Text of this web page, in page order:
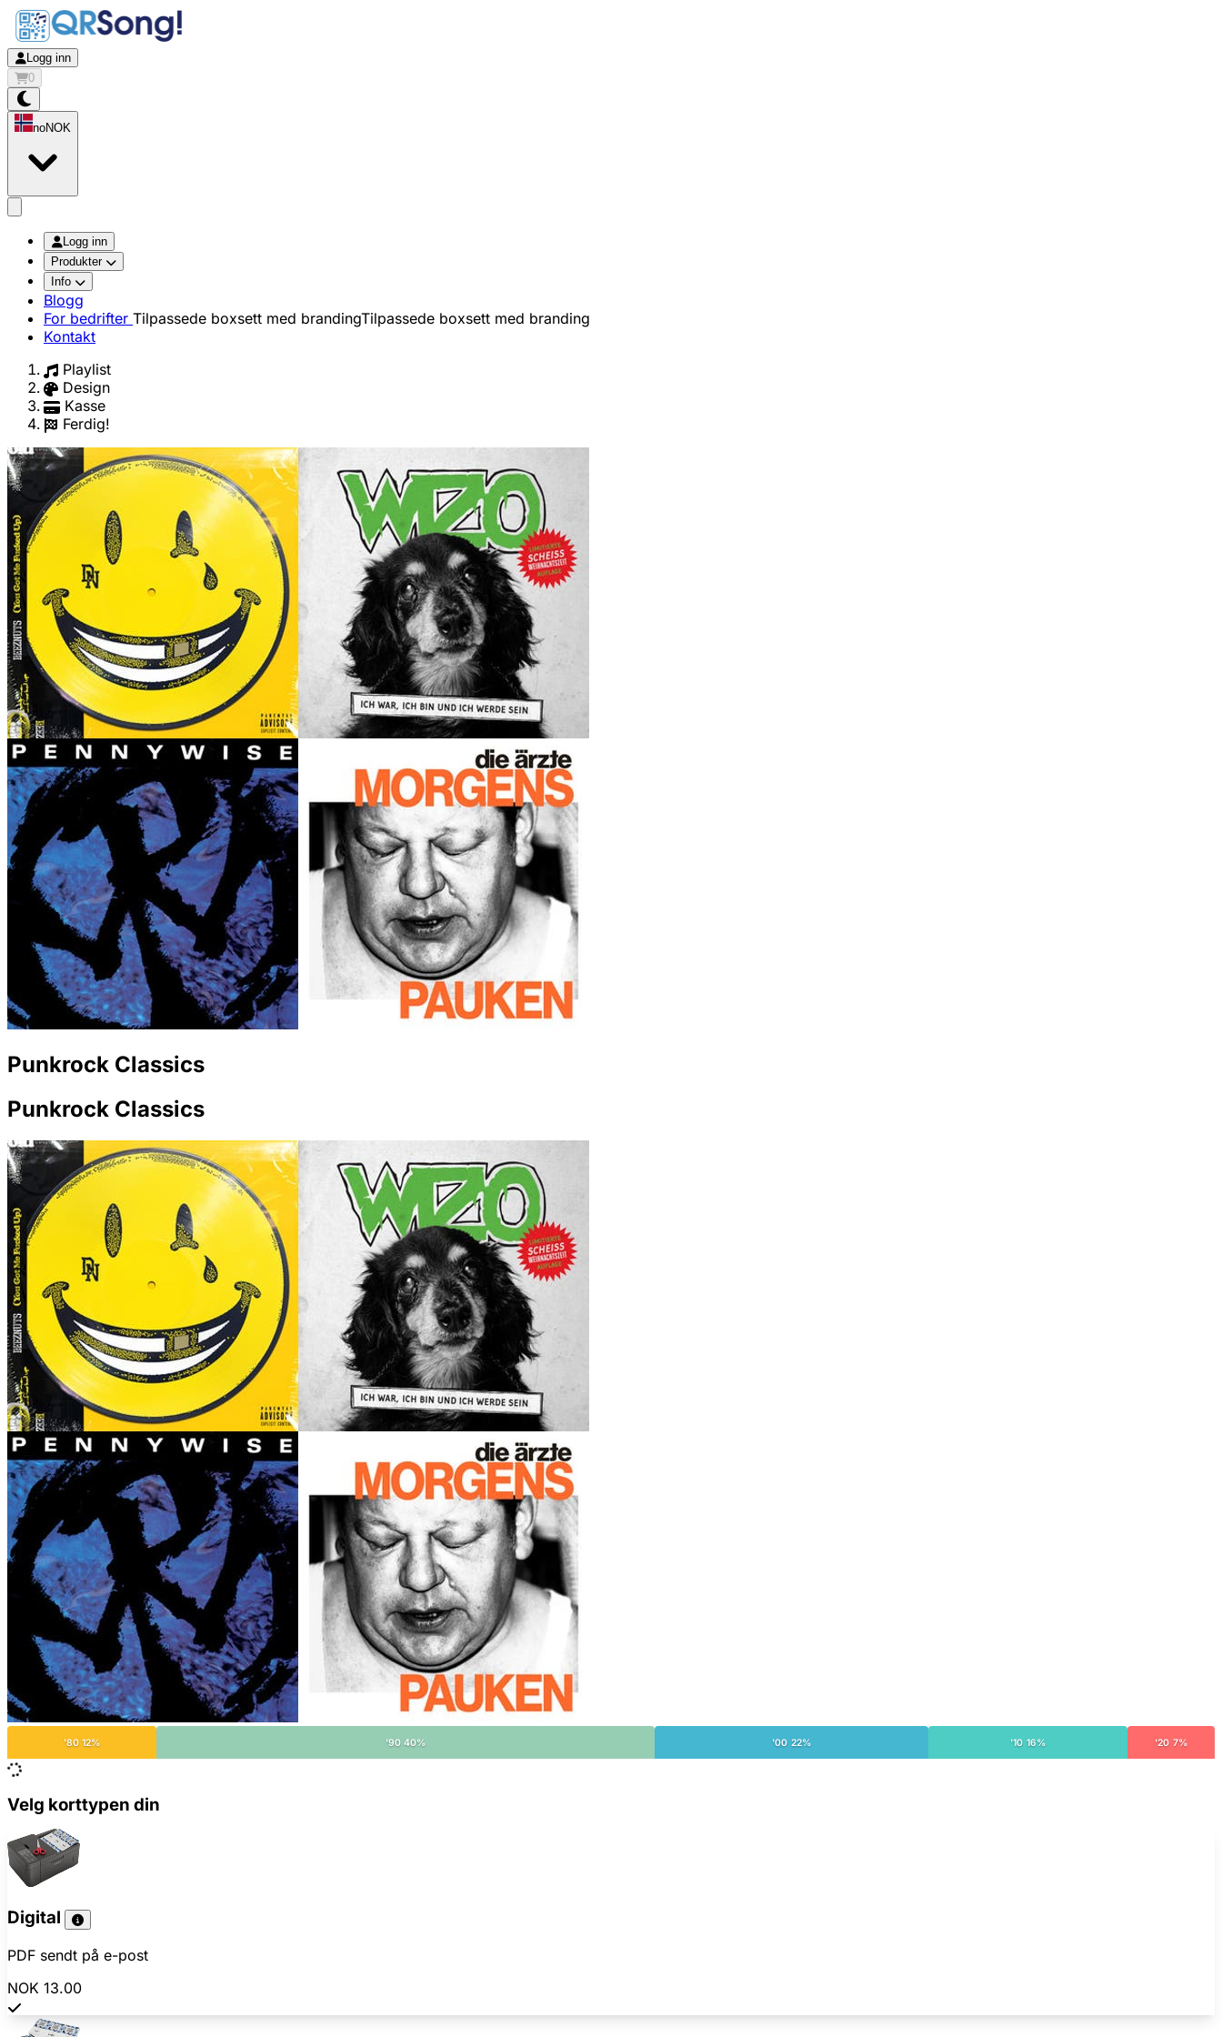
Logg inn
0
noNOK
Logg inn
Produkter
Info
Blogg
For bedrifter Tilpassede boxsett med brandingTilpassede boxsett med branding
Kontakt
Playlist
Design
Kasse
Ferdig!
Punkrock Classics
Punkrock Classics
'80 12% '90 40% '00 22% '10 16% '20 7%
Velg korttypen din
Digital
PDF sendt på e-post
NOK 13.00